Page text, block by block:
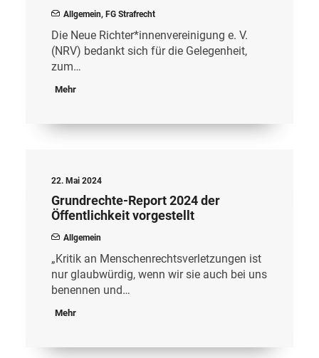
Allgemein, FG Strafrecht
Die Neue Richter*innenvereinigung e. V.
(NRV) bedankt sich für die Gelegenheit,
zum…
Mehr
22. Mai 2024
Grundrechte-Report 2024 der
Öffentlichkeit vorgestellt
Allgemein
„Kritik an Menschenrechtsverletzungen ist
nur glaubwürdig, wenn wir sie auch bei uns
benennen und…
Mehr